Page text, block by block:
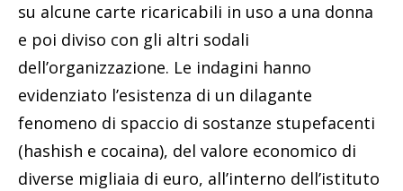
su alcune carte ricaricabili in uso a una donna
e poi diviso con gli altri sodali
dell’organizzazione. Le indagini hanno
evidenziato l’esistenza di un dilagante
fenomeno di spaccio di sostanze stupefacenti
(hashish e cocaina), del valore economico di
diverse migliaia di euro, all’interno dell’istituto